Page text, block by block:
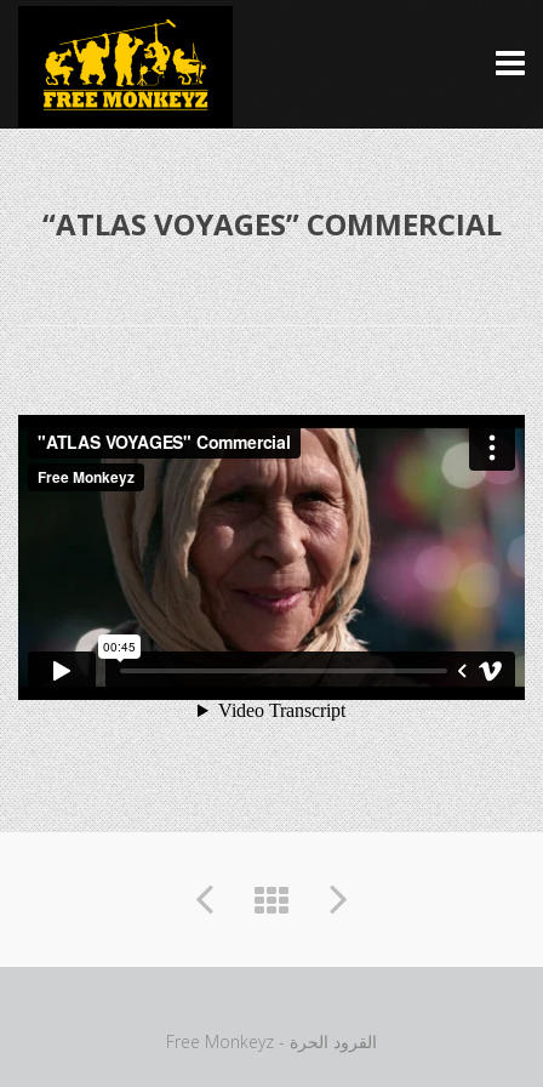
“ATLAS VOYAGES” COMMERCIAL
Free Monkeyz - القرود الحرة